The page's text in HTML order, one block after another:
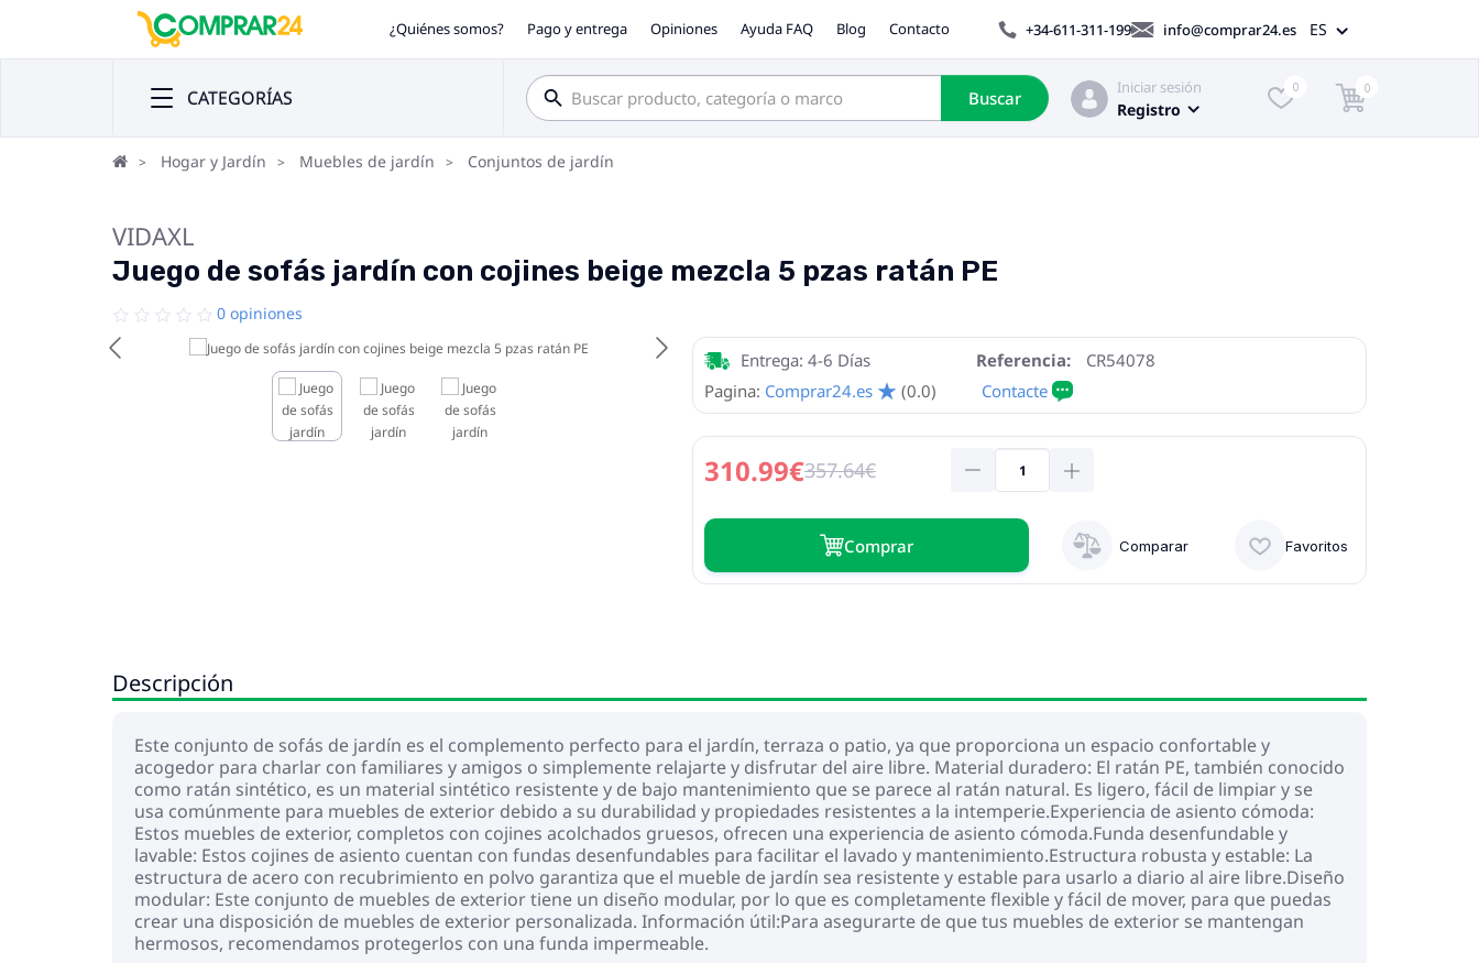
¿Quiénes somos? Pago y entrega Opiniones Ayuda FAQ Blog Contacto +34-611-311-199 info@comprar24.es ES
CATEGORÍAS Buscar
Iniciar sesión
Registro
0 0
Hogar y Jardín Muebles de jardín Conjuntos de jardín
VIDAXL
Juego de sofás jardín con cojines beige mezcla 5 pzas ratán PE
0 opiniones
Entrega: 4-6 Días Referencia:
CR54078
Pagina: Comprar24.es (0.0)
310.99€357.64€
Сomprar Favoritos
Comparar
Descripción
Este conjunto de sofás de jardín es el complemento perfecto para el jardín, terraza o patio, ya que proporciona un espacio confortable y
acogedor para charlar con familiares y amigos o simplemente relajarte y disfrutar del aire libre. Material duradero: El ratán PE, también conocido
como ratán sintético, es un material sintético resistente y de bajo mantenimiento que se parece al ratán natural. Es ligero, fácil de limpiar y se
usa comúnmente para muebles de exterior debido a su durabilidad y propiedades resistentes a la intemperie.Experiencia de asiento cómoda:
Estos muebles de exterior, completos con cojines acolchados gruesos, ofrecen una experiencia de asiento cómoda.Funda desenfundable y
lavable: Estos cojines de asiento cuentan con fundas desenfundables para facilitar el lavado y mantenimiento.Estructura robusta y estable: La
estructura de acero con recubrimiento en polvo garantiza que el mueble de jardín sea resistente y estable para usarlo a diario al aire libre.Diseño
modular: Este conjunto de muebles de exterior tiene un diseño modular, por lo que es completamente flexible y fácil de mover, para que puedas
crear una disposición de muebles de exterior personalizada. Información útil:Para asegurarte de que tus muebles de exterior se mantengan
hermosos, recomendamos protegerlos con una funda impermeable.